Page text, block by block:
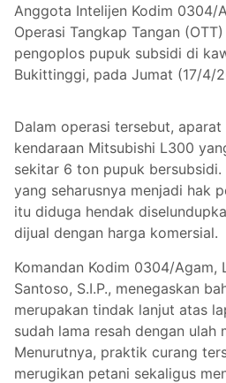
Anggota Intelijen Kodim 0304/
Operasi Tangkap Tangan
pengoplos pupuk subsidi di
Bukittinggi, pada Jumat (17/4/
Dalam operasi tersebut,
kendaraan Mitsubishi L300
sekitar 6 ton pupuk bersubsidi.
yang seharusnya menjadi hak
itu diduga hendak
dijual dengan harga komersial.
Komandan Kodim 0304/Agam,
Santoso, S.I.P., menegaskan
merupakan tindak lanjut atas
sudah lama resah dengan ulah
Menurutnya, praktik curang
merugikan petani sekaligus